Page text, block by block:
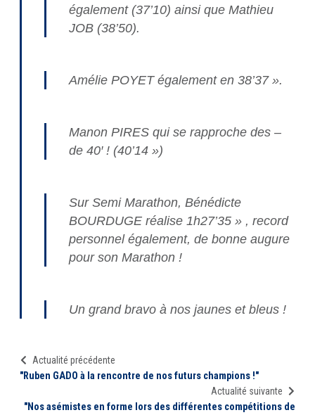
également (37’10) ainsi que Mathieu
JOB (38’50).
Amélie POYET également en 38’37 ».
Manon PIRES qui se rapproche des –
de 40′ ! (40’14 »)
Sur Semi Marathon, Bénédicte
BOURDUGE réalise 1h27’35 » , record
personnel également, de bonne augure
pour son Marathon !
Un grand bravo à nos jaunes et bleus !
Actualité précédente
"Ruben GADO à la rencontre de nos futurs champions !"
Actualité suivante
"Nos asémistes en forme lors des différentes compétitions de